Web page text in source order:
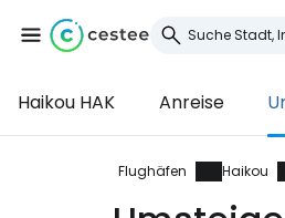
Haikou HAK Anreise
Flughäfen Haikou
Anmeldung
Cestee